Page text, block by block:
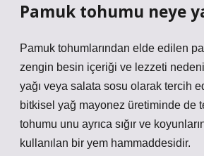
Pamuk tohumu neye
Pamuk tohumlarından elde edilen
zengin besin içeriği ve lezzeti
yağı veya salata sosu olarak tercih
bitkisel yağ mayonez üretiminde de
tohumu unu ayrıca sığır ve
kullanılan bir yem hammaddesidir.